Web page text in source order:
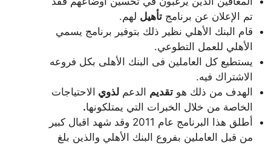
تم الإعلان عن برنامج تأهيل لهم.
قام البنك الأهلي نظير ذلك بتوفير برنامج يسمي
الأهلي للعمل التطوعي.
يستطيع كل العاملين فى البنك الأهلى بكل فروعه
الاشتراك فيه.
الهدف من ذلك هو تقديم الدعم لذوي الاحتياجات
الخاصة من خلال الخبرات التي يمتلكونها.
أطلق هذا البرنامج عام 2011 وقد شهد اقبال كبير
من قبل العاملين بفروع البنك الأهلي والذين بلغ